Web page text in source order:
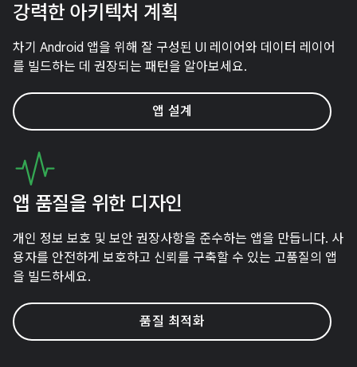
강력한 아키텍처 계획
차기 Android 앱을 위해 잘 구성된 UI 레이어와 데이터 레이어
를 빌드하는 데 권장되는 패턴을 알아보세요.
앱 설계
앱 품질을 위한 디자인
개인 정보 보호 및 보안 권장사항을 준수하는 앱을 만듭니다. 사
용자를 안전하게 보호하고 신뢰를 구축할 수 있는 고품질의 앱
을 빌드하세요.
품질 최적화